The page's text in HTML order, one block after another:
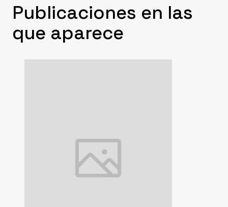
Publicaciones en las
que aparece